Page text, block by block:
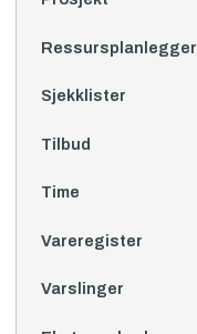
Ressursplanlegger
Sjekklister
Tilbud
Time
Vareregister
Varslinger